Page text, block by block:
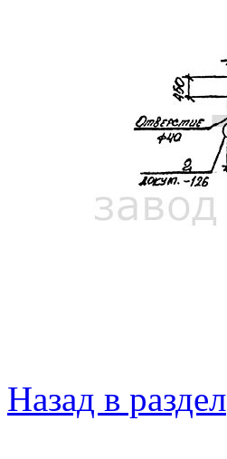
Назад в раздел